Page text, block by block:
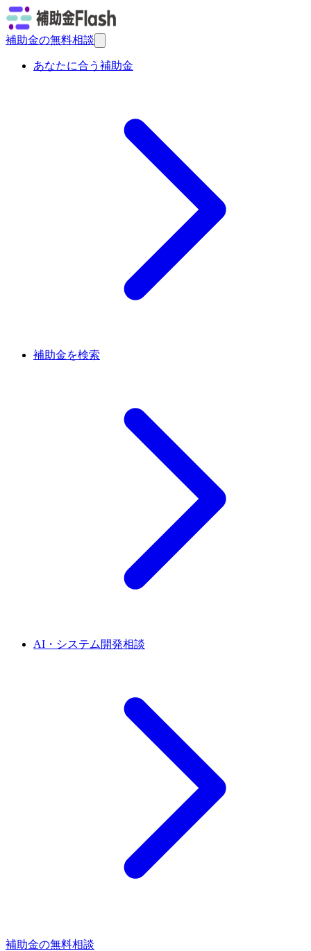
補助金の無料相談
あなたに合う補助金
補助金を検索
AI・システム開発相談
補助金の無料相談